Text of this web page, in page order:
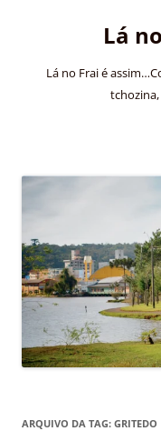
Lá
Lá no Frai é
ARQUIVO DA TAG: GRITEDO